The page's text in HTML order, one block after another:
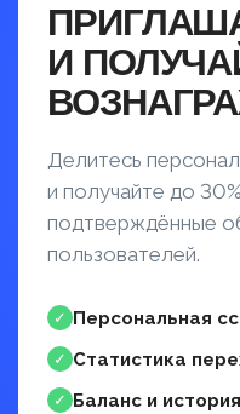
И
Делитесь
и получайте до
подтверждённые
пользователей.
✓ Персональная
✓ Статистика
✓ Баланс и